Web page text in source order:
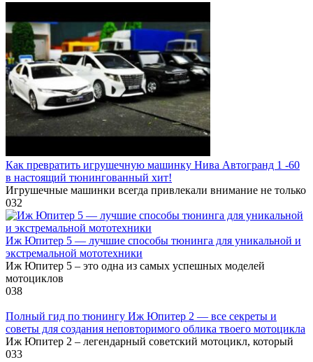
Как превратить игрушечную машинку Нива Автогранд 1 -60
в настоящий тюнингованный хит!
Игрушечные машинки всегда привлекали внимание не только
032
Иж Юпитер 5 — лучшие способы тюнинга для уникальной и
экстремальной мототехники
Иж Юпитер 5 – это одна из самых успешных моделей
мотоциклов
038
Полный гид по тюнингу Иж Юпитер 2 — все секреты и
советы для создания неповторимого облика твоего мотоцикла
Иж Юпитер 2 – легендарный советский мотоцикл, который
033